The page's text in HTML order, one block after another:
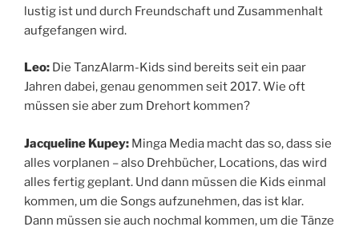
lustig ist und durch Freundschaft und Zusammenhalt
aufgefangen wird.
Leo: Die TanzAlarm-Kids sind bereits seit ein paar
Jahren dabei, genau genommen seit 2017. Wie oft
müssen sie aber zum Drehort kommen?
Jacqueline Kupey: Minga Media macht das so, dass sie
alles vorplanen – also Drehbücher, Locations, das wird
alles fertig geplant. Und dann müssen die Kids einmal
kommen, um die Songs aufzunehmen, das ist klar.
Dann müssen sie auch nochmal kommen, um die Tänze